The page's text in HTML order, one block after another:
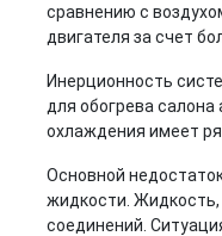
сравнению с
двигателя за счет
Инерционность
для обогрева
охлаждения имеет
Основной
жидкости.
соединений.